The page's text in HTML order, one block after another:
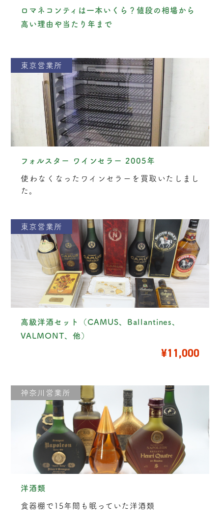
ロマネコンティは一本いくら？値段の相場から
高い理由や当たり年まで
東京営業所
フォルスター ワインセラー 2005年
使わなくなったワインセラーを買取いたしまし
た。
東京営業所
高級洋酒セット（CAMUS、Ballantines、
VALMONT、他）
¥11,000
神奈川営業所
洋酒類
食器棚で15年間も眠っていた洋酒類